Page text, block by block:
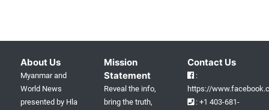
About Us
Myanmar and
World News
presented by Hla
Mission
Statement
Reveal the info,
bring the truth,
Contact Us
:
https://
: +1 403-681-